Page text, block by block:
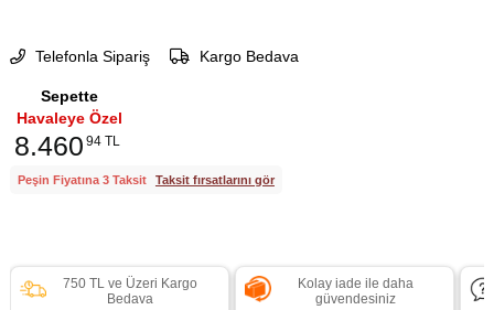
Telefonla Sipariş Kargo Bedava
Sepette
Havaleye Özel
8.460 94 TL
Peşin Fiyatına 3 Taksit Taksit fırsatlarını gör
750 TL ve Üzeri Kargo
Bedava
Kolay iade ile daha
güvendesiniz